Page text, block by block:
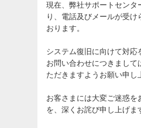
現在、弊社サポートセンタ
り、電話及びメールが受け
おります。
システム復旧に向けて対応
お問い合わせにつきまして
ただきますようお願い申し
お客さまには大変ご迷惑を
を、深くお詫び申し上げま